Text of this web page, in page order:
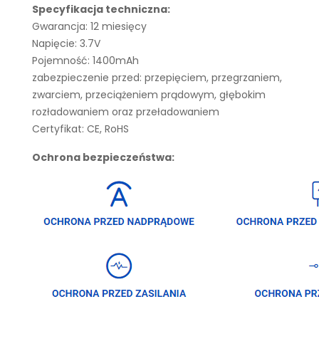
Specyfikacja techniczna:
Gwarancja: 12 miesięcy
Napięcie: 3.7V
Pojemność: 1400mAh
zabezpieczenie przed: przepięciem, przegrzaniem,
zwarciem, przeciążeniem prądowym, głębokim
rozładowaniem oraz przeładowaniem
Certyfikat: CE, RoHS
Ochrona bezpieczeństwa: